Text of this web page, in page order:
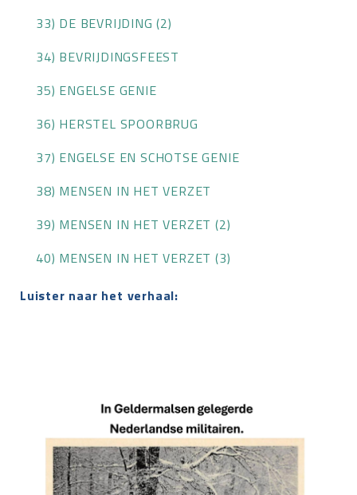
33) DE BEVRIJDING (2)
34) BEVRIJDINGSFEEST
35) ENGELSE GENIE
36) HERSTEL SPOORBRUG
37) ENGELSE EN SCHOTSE GENIE
38) MENSEN IN HET VERZET
39) MENSEN IN HET VERZET (2)
40) MENSEN IN HET VERZET (3)
Luister naar het verhaal: